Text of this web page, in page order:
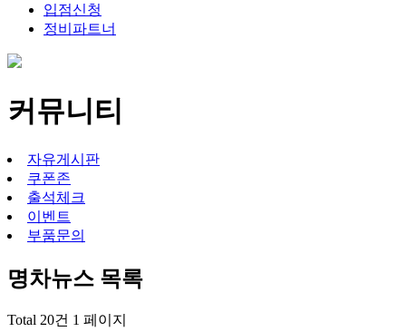
입점신청
정비파트너
커뮤니티
자유게시판
쿠폰존
출석체크
이벤트
부품문의
명차뉴스 목록
Total 20건 1 페이지